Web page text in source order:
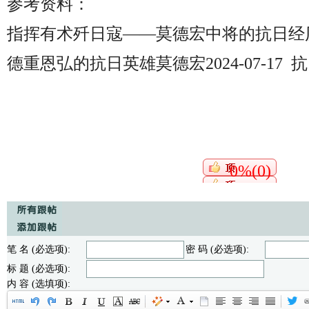
参考资料：
指挥有术歼日寇——莫德宏中将的抗日
德重恩弘的抗日英雄莫德宏2024-07-17
0%(0)
笔 名 (必选项):
密 码 (必选项):
标 题 (必选项):
内 容 (选填项):